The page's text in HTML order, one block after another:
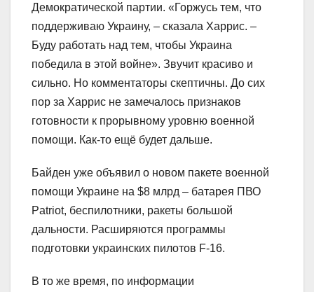
Демократической партии. «Горжусь тем, что
поддерживаю Украину, – сказала Харрис. –
Буду работать над тем, чтобы Украина
победила в этой войне». Звучит красиво и
сильно. Но комментаторы скептичны. До сих
пор за Харрис не замечалось признаков
готовности к прорывному уровню военной
помощи. Как-то ещё будет дальше.
Байден уже объявил о новом пакете военной
помощи Украине на $8 млрд – батарея ПВО
Patriot, беспилотники, ракеты большой
дальности. Расширяются программы
подготовки украинских пилотов F-16.
В то же время, по информации